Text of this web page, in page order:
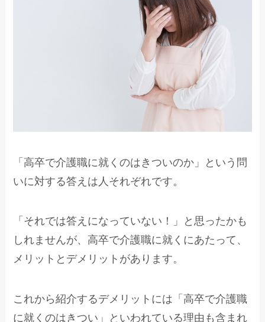
「高卒で介護職に就くのはきついのか」という問
いに対する答えは人それぞれです。
「それでは答えになっていない！」と思ったかも
しれませんが、高卒で介護職に就くにあたって、
メリットとデメリットがあります。
これから紹介するデメリットには「高卒で介護職
に就くのはきつい」といわれている理由も含まれ